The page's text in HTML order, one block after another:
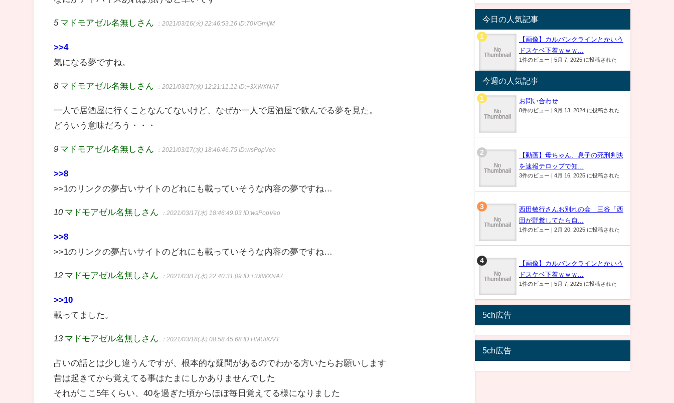
5 マドモアゼル名無しさん ：2021/03/16(火) 22:46:53.16ID:70VGmljM
>>4
気になる夢ですね。
8 マドモアゼル名無しさん ：2021/03/17(水) 12:21:11.12ID:+3XWXNA7
一人で居酒屋に行くことなんてないけど、なぜか一人で居酒屋で飲んでる夢を見た。
どういう意味だろう・・・
9 マドモアゼル名無しさん ：2021/03/17(水) 18:46:46.75ID:wsPopVeo
>>8
>>1のリンクの夢占いサイトのどれにも載っていそうな内容の夢ですね…
10 マドモアゼル名無しさん ：2021/03/17(水) 18:46:49.03ID:wsPopVeo
>>8
>>1のリンクの夢占いサイトのどれにも載っていそうな内容の夢ですね…
12 マドモアゼル名無しさん ：2021/03/17(水) 22:40:31.09ID:+3XWXNA7
>>10
載ってました。
13 マドモアゼル名無しさん ：2021/03/18(木) 08:58:45.68ID:HMUiK/VT
占いの話とは少し違うんですが、根本的な疑問があるのでわかる方いたらお願いします
昔は起きてから覚えてる事はたまにしかありませんでした
それがここ5年くらい、40を過ぎた頃からほぼ毎日覚えてる様になりました
今日の人気記事
【画像】カルバンクラインとかいう
ドスケベ下着ｗｗｗ...
1件のビュー | 5月 7, 2025 に投稿された
今週の人気記事
お問い合わせ
8件のビュー | 9月 13, 2024 に投稿された
【動画】母ちゃん、息子の死刑判決
を速報テロップで知...
3件のビュー | 4月 16, 2025 に投稿された
西田敏行さんお別れの会 三谷「西
田が野糞してたら自...
1件のビュー | 2月 20, 2025 に投稿された
【画像】カルバンクラインとかいう
ドスケベ下着ｗｗｗ...
1件のビュー | 5月 7, 2025 に投稿された
5ch広告
5ch広告